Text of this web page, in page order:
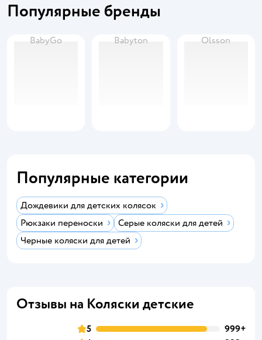
Популярные бренды
BabyGo Babyton Olsson
Популярные категории
Дождевики для детских колясок
Рюкзаки переноски
Серые коляски для детей
Черные коляски для детей
Отзывы на Коляски детские
5
999+